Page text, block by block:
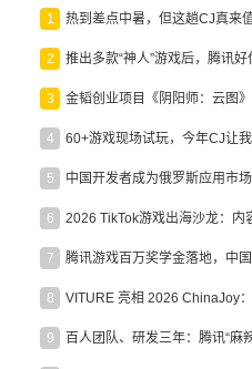
1 热到差点中暑，但这趟CJ真来
2
3
4 60+游戏现场试玩，今年CJ让
5 中国开发者成为俄罗斯应用市
6
7
8
9